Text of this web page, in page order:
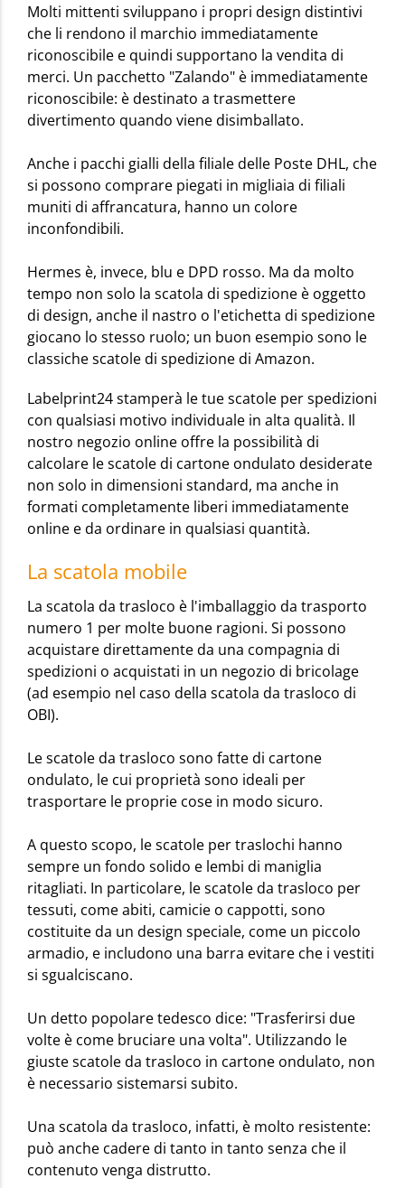
Molti mittenti sviluppano i propri design distintivi
che li rendono il marchio immediatamente
riconoscibile e quindi supportano la vendita di
merci. Un pacchetto "Zalando" è immediatamente
riconoscibile: è destinato a trasmettere
divertimento quando viene disimballato.
Anche i pacchi gialli della filiale delle Poste DHL, che
si possono comprare piegati in migliaia di filiali
muniti di affrancatura, hanno un colore
inconfondibili.
Hermes è, invece, blu e DPD rosso. Ma da molto
tempo non solo la scatola di spedizione è oggetto
di design, anche il nastro o l'etichetta di spedizione
giocano lo stesso ruolo; un buon esempio sono le
classiche scatole di spedizione di Amazon.
Labelprint24 stamperà le tue scatole per spedizioni
con qualsiasi motivo individuale in alta qualità. Il
nostro negozio online offre la possibilità di
calcolare le scatole di cartone ondulato desiderate
non solo in dimensioni standard, ma anche in
formati completamente liberi immediatamente
online e da ordinare in qualsiasi quantità.
La scatola mobile
La scatola da trasloco è l'imballaggio da trasporto
numero 1 per molte buone ragioni. Si possono
acquistare direttamente da una compagnia di
spedizioni o acquistati in un negozio di bricolage
(ad esempio nel caso della scatola da trasloco di
OBI).
Le scatole da trasloco sono fatte di cartone
ondulato, le cui proprietà sono ideali per
trasportare le proprie cose in modo sicuro.
A questo scopo, le scatole per traslochi hanno
sempre un fondo solido e lembi di maniglia
ritagliati. In particolare, le scatole da trasloco per
tessuti, come abiti, camicie o cappotti, sono
costituite da un design speciale, come un piccolo
armadio, e includono una barra evitare che i vestiti
si sgualciscano.
Un detto popolare tedesco dice: "Trasferirsi due
volte è come bruciare una volta". Utilizzando le
giuste scatole da trasloco in cartone ondulato, non
è necessario sistemarsi subito.
Una scatola da trasloco, infatti, è molto resistente:
può anche cadere di tanto in tanto senza che il
contenuto venga distrutto.